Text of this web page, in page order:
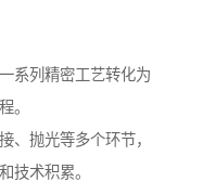
系列精密工艺转化为
。
、抛光等多个环节，
技术积累。